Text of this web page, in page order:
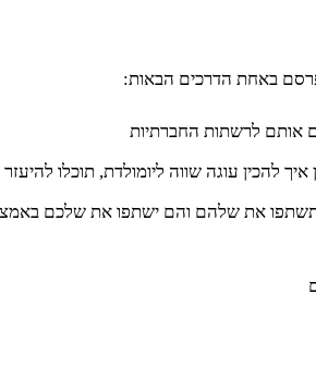
באחת הדרכים הבאות:
אותם לרשתות החברתיות
עוגה שווה ליומולדת, תוכלו
תשתפו את שלהם והם ישתפו את שלכם